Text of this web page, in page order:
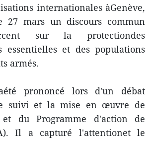
internationales àGenève,
27 mars un discours commun
sur la protectiondes
essentielles et des populations
armés.
prononcé lors d'un débat
suivi et la mise en œuvre de
et du Programme d'action de
Il a capturé l'attentionet le